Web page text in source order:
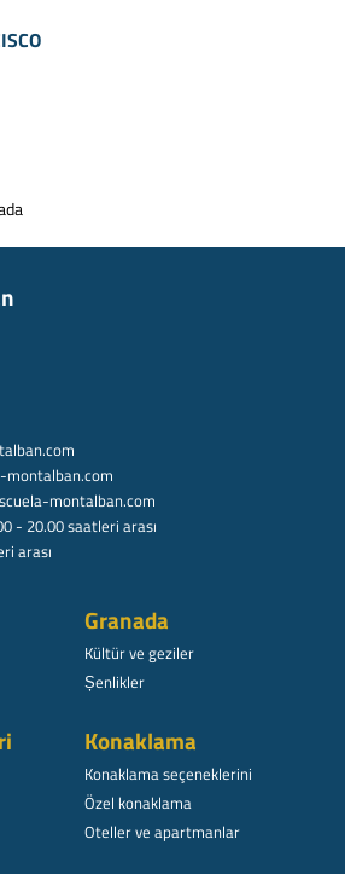
montalban.com
montalban.com
- 20.00 saatleri arası
arası
Granada
Kültür ve geziler
Șenlikler
Konaklama
Konaklama seçeneklerini
Özel konaklama
Oteller ve apartmanlar